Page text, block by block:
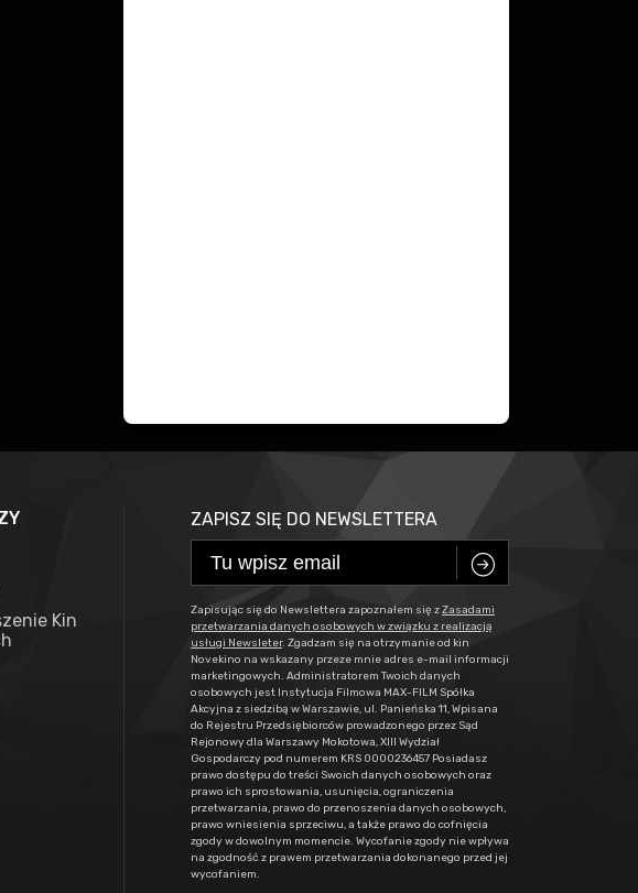
Kin
ZAPISZ SIĘ DO NEWSLETTERA
C
Zapisując się do Newslettera zapoznałem się zZasadami
przetwarzania danych osobowych w związku z realizacją
usługi Newsleter. Zgadzam się na otrzymanie od kin
Novekino na wskazany przeze mnie adres e-mail informacji
marketingowych. Administratorem Twoich danych
osobowych jest Instytucja Filmowa MAX-FILM Spółka
Akcyjna z siedzibą w Warszawie, ul. Panieńska 11, Wpisana
do Rejestru Przedsiębiorców prowadzonego przez Sąd
Rejonowy dla Warszawy Mokotowa, XIII Wydział
Gospodarczy pod numerem KRS 0000236457 Posiadasz
prawo dostępu do treści Swoich danych osobowych oraz
prawo ich sprostowania, usunięcia, ograniczenia
przetwarzania, prawo do przenoszenia danych osobowych,
prawo wniesienia sprzeciwu, a także prawo do cofnięcia
zgody w dowolnym momencie. Wycofanie zgody nie wpływa
na zgodność z prawem przetwarzania dokonanego przed jej
wycofaniem.